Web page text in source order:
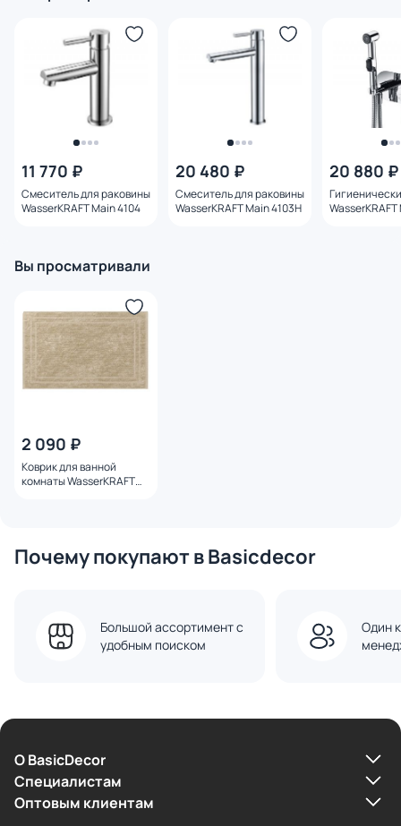
11 770 ₽
Смеситель для раковины
WasserKRAFT Main 4104
20 480 ₽
Смеситель для раковины
WasserKRAFT Main 4103H
20 880 ₽
Вы просматривали
2 090 ₽
Коврик для ванной
комнаты WasserKRAFT
Почему покупают в Basicdecor
Большой ассортимент с
удобным поиском
Один
О BasicDecor
Cпециалистам
Оптовым клиентам